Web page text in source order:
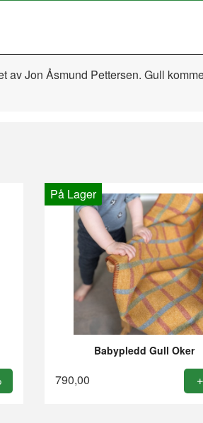
Jon Åsmund Pettersen. Gull
På Lager
Babypledd Gull Oker
790,00